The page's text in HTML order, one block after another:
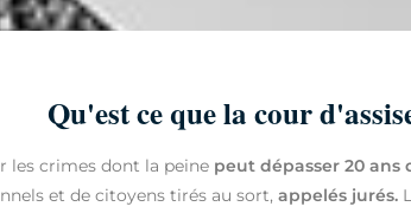
Qu'est ce que la cour
les crimes dont la peine peut dépasser 20 ans
et de citoyens tirés au sort, appelés jurés.